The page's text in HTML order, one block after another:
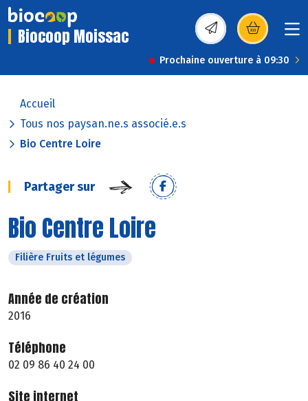
Biocoop Moissac (s’ouvre dans une
Prochaine ouverture à 09:30
Accueil
Tous nos paysan.ne.s associé.e.s
Bio Centre Loire
Partager sur
Bio Centre Loire
Filière Fruits et légumes
Année de création
2016
Téléphone
02 09 86 40 24 00
Site internet